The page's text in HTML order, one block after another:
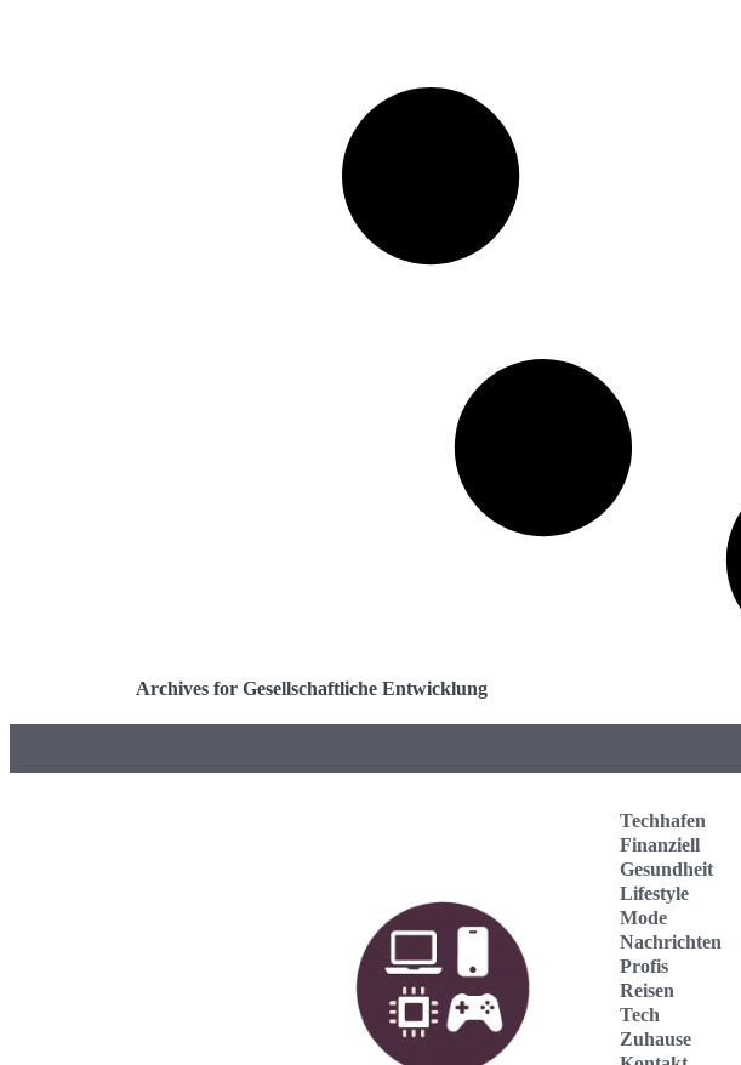
Archives for Gesellschaftliche Entwicklung
Techhafen
Finanziell
Gesundheit
Lifestyle
Mode
Nachrichten
Profis
Reisen
Tech
Zuhause